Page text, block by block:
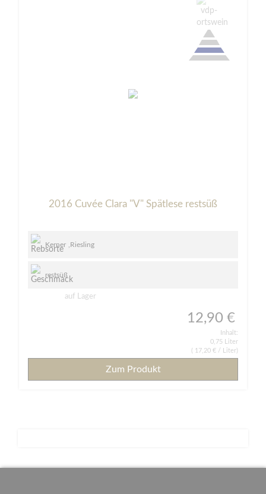
2016 Cuvée Clara "V" Spätlese restsüß
Kerner Riesling
restsüß
auf Lager
12,90 €
Inhalt:
0,75 Liter
17,20 € / Liter)
Zum Produkt